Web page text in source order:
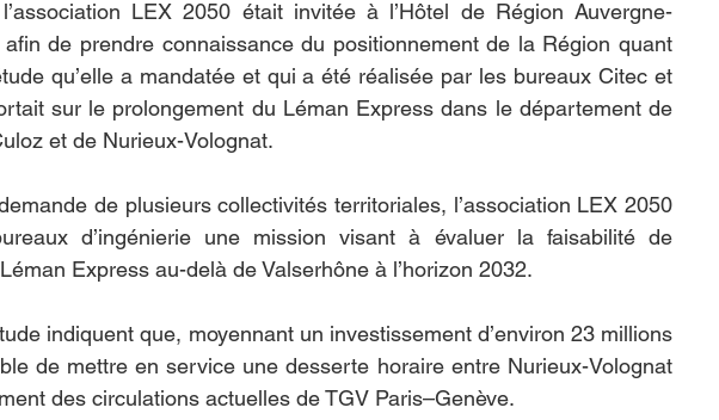
LEX 2050 était invitée à l’Hôtel de Région Auvergne-
de prendre connaissance du positionnement de la Région quant
qu’elle a mandatée et qui a été réalisée par les bureaux Citec et
sur le prolongement du Léman Express dans le département de
et de Nurieux-Volognat.
de plusieurs collectivités territoriales, l’association LEX 2050
d’ingénierie une mission visant à évaluer la faisabilité de
Express au-delà de Valserhône à l’horizon 2032.
indiquent que, moyennant un investissement d’environ 23 millions
de mettre en service une desserte horaire entre Nurieux-Volognat
des circulations actuelles de TGV Paris–Genève.